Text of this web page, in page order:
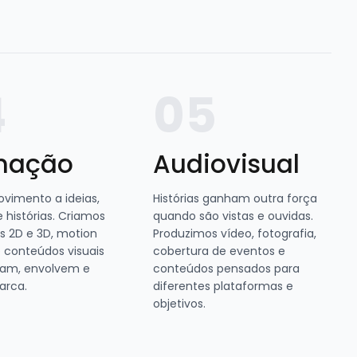
a ideias,
histórias. Criamos
2D e 3D, motion
conteúdos visuais
envolvem e
Audiovisual
Histórias ganham outra força
quando são vistas e ouvidas.
Produzimos vídeo, fotografia,
cobertura de eventos e
conteúdos pensados para
diferentes plataformas e
objetivos.